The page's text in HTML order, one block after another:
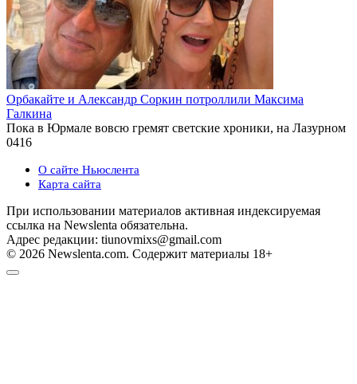
Орбакайте и Александр Соркин потроллили Максима
Галкина
Пока в Юрмале вовсю гремят светские хроники, на Лазурном
0416
О сайте Ньюслента
Карта сайта
При использовании материалов активная индексируемая
ссылка на Newslenta обязательна.
Адрес редакции: tiunovmixs@gmail.com
© 2026 Newslenta.com. Содержит материалы 18+